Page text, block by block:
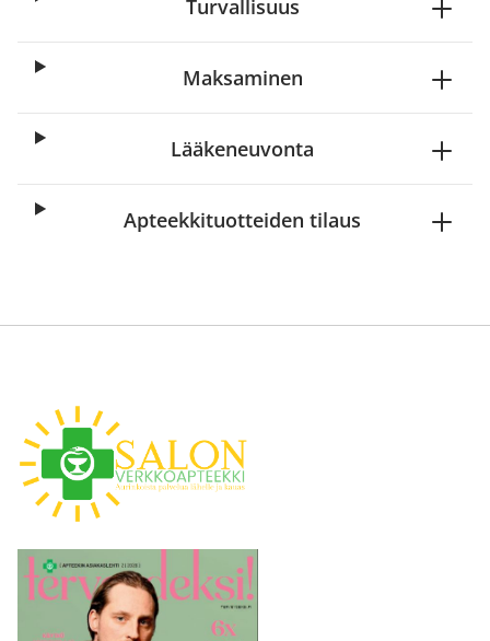
Turvallisuus
Maksaminen
Lääkeneuvonta
Apteekkituotteiden tilaus